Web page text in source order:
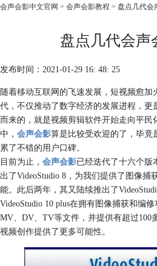
会声会影中文官网 > 会声会影教程 > 盘点几代会
盘点几代会声
发布时间：2021-01-29 16: 48: 25
随着移动互联网的飞速发展，短视频愈
代，不仅推动了数字经济的发展进程，更
而来的，就是视频剪辑软件开始走向平民
中， 会声会影算是比较受欢迎的了，毕竟
累了不错的用户口碑。
目前为止， 会声会影已经迭代了十六个版
出了VideoStudio 8，为我们提供了图像捕
能。此后两年，其又陆续推出了
VideoStudio 10 plus在拥有图像捕获和编
MV、DV、TV等文件，并提供有超过100
视频创作提供了更多可能性。